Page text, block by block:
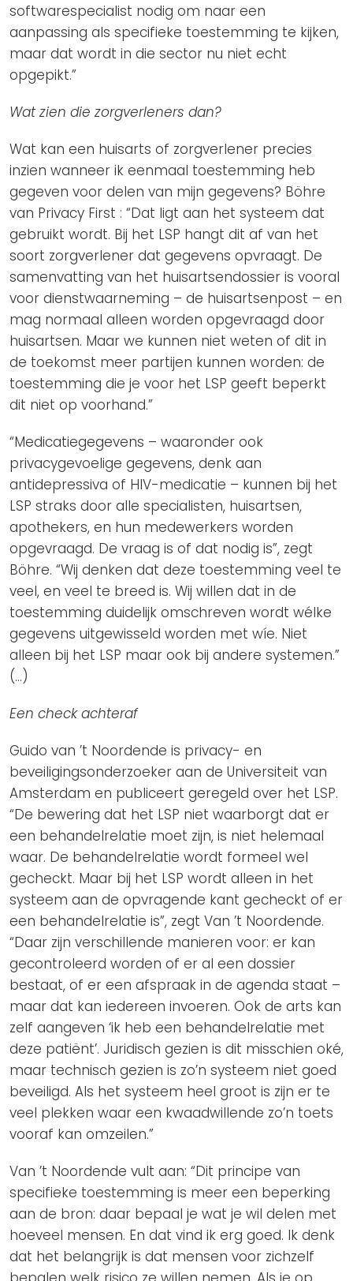
softwarespecialist nodig om naar een
aanpassing als specifieke toestemming te kijken,
maar dat wordt in die sector nu niet echt
opgepikt.”
Wat zien die zorgverleners dan?
Wat kan een huisarts of zorgverlener precies
inzien wanneer ik eenmaal toestemming heb
gegeven voor delen van mijn gegevens? Böhre
van Privacy First : “Dat ligt aan het systeem dat
gebruikt wordt. Bij het LSP hangt dit af van het
soort zorgverlener dat gegevens opvraagt. De
samenvatting van het huisartsendossier is vooral
voor dienstwaarneming – de huisartsenpost – en
mag normaal alleen worden opgevraagd door
huisartsen. Maar we kunnen niet weten of dit in
de toekomst meer partijen kunnen worden: de
toestemming die je voor het LSP geeft beperkt
dit niet op voorhand.”
“Medicatiegegevens – waaronder ook
privacygevoelige gegevens, denk aan
antidepressiva of HIV-medicatie – kunnen bij het
LSP straks door alle specialisten, huisartsen,
apothekers, en hun medewerkers worden
opgevraagd. De vraag is of dat nodig is”, zegt
Böhre. “Wij denken dat deze toestemming veel te
veel, en veel te breed is. Wij willen dat in de
toestemming duidelijk omschreven wordt wélke
gegevens uitgewisseld worden met wíe. Niet
alleen bij het LSP maar ook bij andere systemen.”
(…)
Een check achteraf
Guido van ’t Noordende is privacy- en
beveiligingsonderzoeker aan de Universiteit van
Amsterdam en publiceert geregeld over het LSP.
“De bewering dat het LSP niet waarborgt dat er
een behandelrelatie moet zijn, is niet helemaal
waar. De behandelrelatie wordt formeel wel
gecheckt. Maar bij het LSP wordt alleen in het
systeem aan de opvragende kant gecheckt of er
een behandelrelatie is”, zegt Van ’t Noordende.
“Daar zijn verschillende manieren voor: er kan
gecontroleerd worden of er al een dossier
bestaat, of er een afspraak in de agenda staat –
maar dat kan iedereen invoeren. Ook de arts kan
zelf aangeven ‘ik heb een behandelrelatie met
deze patiënt’. Juridisch gezien is dit misschien oké,
maar technisch gezien is zo’n systeem niet goed
beveiligd. Als het systeem heel groot is zijn er te
veel plekken waar een kwaadwillende zo’n toets
vooraf kan omzeilen.”
Van ’t Noordende vult aan: “Dit principe van
specifieke toestemming is meer een beperking
aan de bron: daar bepaal je wat je wil delen met
hoeveel mensen. En dat vind ik erg goed. Ik denk
dat het belangrijk is dat mensen voor zichzelf